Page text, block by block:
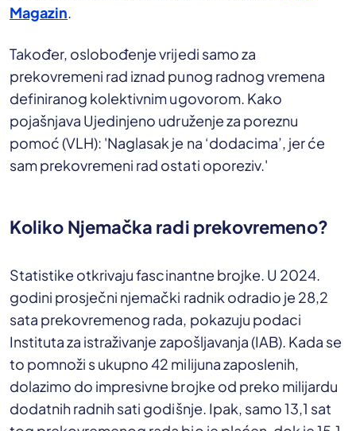
Magazin.
Također, oslobođenje vrijedi samo za
prekovremeni rad iznad punog radnog vremena
definiranog kolektivnim ugovorom. Kako
pojašnjava Ujedinjeno udruženje za poreznu
pomoć (VLH): 'Naglasak je na ‘dodacima’, jer će
sam prekovremeni rad ostati oporeziv.'
Koliko Njemačka radi prekovremeno?
Statistike otkrivaju fascinantne brojke. U 2024.
godini prosječni njemački radnik odradio je 28,2
sata prekovremenog rada, pokazuju podaci
Instituta za istraživanje zapošljavanja (IAB). Kada se
to pomnoži s ukupno 42 milijuna zaposlenih,
dolazimo do impresivne brojke od preko milijardu
dodatnih radnih sati godišnje. Ipak, samo 13,1 sat